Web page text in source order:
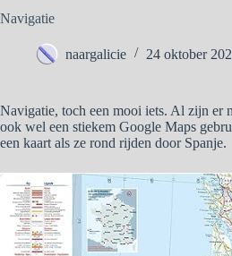
Navigatie
naargalicie 24 oktober
Navigatie, toch een mooi iets. Al zijn er
ook wel een stiekem Google Maps
een kaart als ze rond rijden door Spanje.